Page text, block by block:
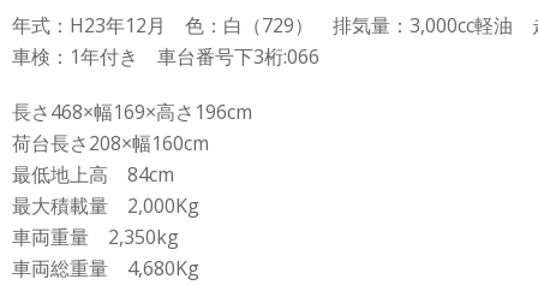
年式：H23年12月 色：白（729） 排気量：3,000cc軽油
車検：1年付き 車台番号下3桁:066
長さ468×幅169×高さ196cm
荷台長さ208×幅160cm
最低地上高 84cm
最大積載量 2,000Kg
車両重量 2,350kg
車両総重量 4,680Kg